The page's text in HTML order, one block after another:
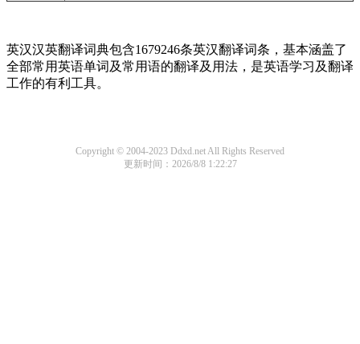
英汉汉英翻译词典包含1679246条英汉翻译词条，基本涵盖了
全部常用英语单词及常用语的翻译及用法，是英语学习及翻译
工作的有利工具。
Copyright © 2004-2023 Ddxd.net All Rights Reserved
更新时间：2026/8/8 1:22:27